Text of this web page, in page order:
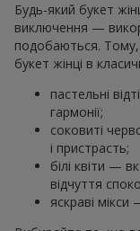
Будь-який букет
виключення —
подобаються.
букет жінці в
пастельні
гармонії;
соковиті
і пристрасть;
білі квіти —
відчуття
яскраві